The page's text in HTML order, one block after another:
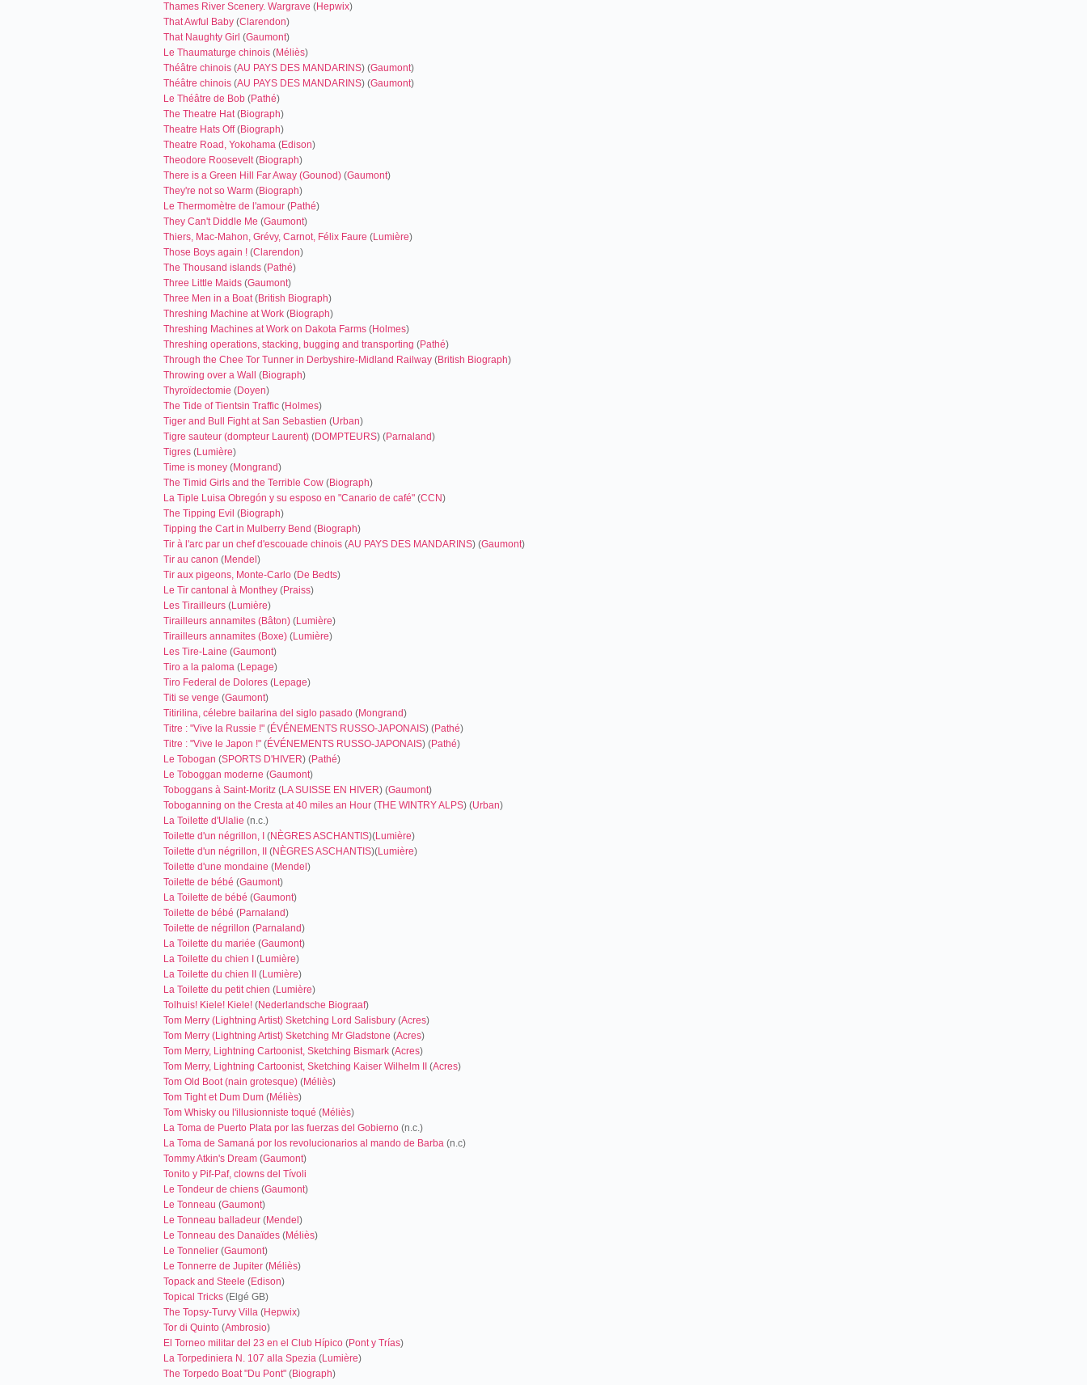
Thames River Scenery. Wargrave (Hepwix)
That Awful Baby (Clarendon)
That Naughty Girl (Gaumont)
Le Thaumaturge chinois (Méliès)
Théâtre chinois (AU PAYS DES MANDARINS) (Gaumont)
Théâtre chinois (AU PAYS DES MANDARINS) (Gaumont)
Le Théâtre de Bob (Pathé)
The Theatre Hat(Biograph)
Theatre Hats Off(Biograph)
Theatre Road, Yokohama (Edison)
Theodore Roosevelt(Biograph)
There is a Green Hill Far Away (Gounod) (Gaumont)
They're not so Warm (Biograph)
Le Thermomètre de l'amour (Pathé)
They Can't Diddle Me (Gaumont)
Thiers, Mac-Mahon, Grévy, Carnot, Félix Faure (Lumière)
Those Boys again ! (Clarendon)
The Thousand islands (Pathé)
Three Little Maids (Gaumont)
Three Men in a Boat(British Biograph)
Threshing Machine at Work (Biograph)
Threshing Machines at Work on Dakota Farms (Holmes)
Threshing operations, stacking, bugging and transporting (Pathé)
Through the Chee Tor Tunner in Derbyshire-Midland Railway (British Biograph)
Throwing over a Wall
(Biograph)
Thyroïdectomie (Doyen)
The Tide of Tientsin Traffic (Holmes)
Tiger and Bull Fight at San Sebastien (Urban)
Tigre sauteur (dompteur Laurent) (DOMPTEURS) (Parnaland)
Tigres (Lumière)
Time is money (Mongrand)
The Timid Girls and the Terrible Cow (Biograph)
La Tiple Luisa Obregón y su esposo en "Canario de café" (CCN)
The Tipping Evil (Biograph)
Tipping the Cart in Mulberry Bend (Biograph)
Tir à l'arc par un chef d'escouade chinois (AU PAYS DES MANDARINS) (Gaumont)
Tir au canon (Mendel )
Tir aux pigeons, Monte-Carlo (De Bedts)
Le Tir cantonal à Monthey (Praiss)
Les Tirailleurs (Lumière)
Tirailleurs annamites (Bâton) (Lumière)
Tirailleurs annamites (Boxe) (Lumière)
Les Tire-Laine (Gaumont)
Tiro a la paloma (Lepage)
Tiro Federal de Dolores (Lepage)
Titi se venge (Gaumont)
Titirilina, célebre bailarina del siglo pasado (Mongrand)
Titre : "Vive la Russie !" (ÉVÉNEMENTS RUSSO-JAPONAIS) (Pathé)
Titre : "Vive le Japon !" (ÉVÉNEMENTS RUSSO-JAPONAIS) (Pathé)
Le Tobogan (SPORTS D'HIVER) (Pathé)
Le Toboggan moderne (Gaumont)
Toboggans à Saint-Moritz (LA SUISSE EN HIVER) (Gaumont)
Toboganning on the Cresta at 40 miles an Hour (THE WINTRY ALPS) (Urban)
La Toilette d'Ulalie (n.c.)
Toilette d'un négrillon, I
(NÈGRES ASCHANTIS)(Lumière)
Toilette d'un négrillon, II
(NÈGRES ASCHANTIS)(Lumière)
Toilette d'une mondaine (Mendel )
Toilette de bébé (Gaumont)
La Toilette de bébé (Gaumont)
Toilette de bébé (Parnaland)
Toilette de négrillon (Parnaland)
La Toilette du mariée (Gaumont)
La Toilette du chien I
(Lumière)
La Toilette du chien II
(Lumière)
La Toilette du petit chien (Lumière)
Tolhuis! Kiele! Kiele! (Nederlandsche Biograaf)
Tom Merry (Lightning Artist) Sketching Lord Salisbury (Acres)
Tom Merry (Lightning Artist) Sketching Mr Gladstone (Acres)
Tom Merry, Lightning Cartoonist, Sketching Bismark (Acres)
Tom Merry, Lightning Cartoonist, Sketching Kaiser Wilhelm II
(Acres)
Tom Old Boot (nain grotesque) (Méliès)
Tom Tight et Dum Dum (Méliès)
Tom Whisky ou l'illusionniste toqué (Méliès)
La Toma de Puerto Plata por las fuerzas del Gobierno (n.c.)
La Toma de Samaná por los revolucionarios al mando de Barba (n.c)
Tommy Atkin's Dream (Gaumont)
Tonito y Pif-Paf, clowns del Tívoli
Le Tondeur de chiens (Gaumont)
Le Tonneau (Gaumont)
Le Tonneau balladeur (Mendel )
Le Tonneau des Danaïdes (Méliès)
Le Tonnelier (Gaumont)
Le Tonnerre de Jupiter (Méliès)
Topack and Steele (Edison)
Topical Tricks (Elgé GB)
The Topsy-Turvy Villa (Hepwix)
Tor di Quinto (Ambrosio)
El Torneo militar del 23 en el Club Hípico (Pont y Trías)
La Torpediniera N. 107 alla Spezia (Lumière)
The Torpedo Boat "Du Pont" (Biograph)